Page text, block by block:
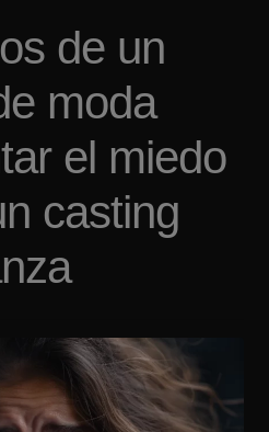
de un
moda
el miedo
casting